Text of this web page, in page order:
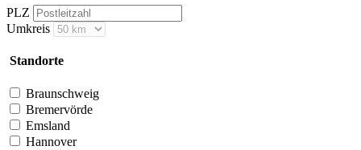
PLZ
Umkreis
Standorte
Braunschweig
Bremervörde
Emsland
Hannover